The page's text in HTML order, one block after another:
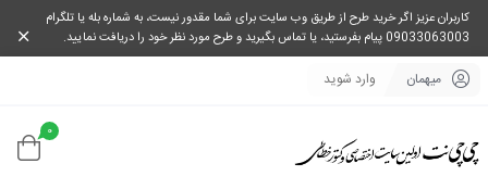
کاربران عزیز اگر خرید طرح از طریق وب سایت برای شما مقدور نیست، به شماره بله یا تلگرام
09033063003 پیام بفرستید، یا تماس بگیرید و طرح مورد نظر خود را دریافت نمایید.
میهمان وارد شوید
0